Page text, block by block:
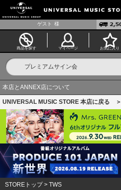
ゲスト 様
商品を探す マイページ お気に入り
本店とANNEX店について
UNIVERSAL MUSIC STORE 本店に戻る ＞
STOREトップ> TWS